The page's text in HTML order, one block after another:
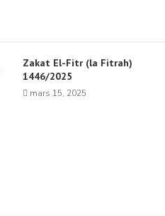
Zakat El-Fitr (la Fitrah)
1446/2025
mars 15, 2025